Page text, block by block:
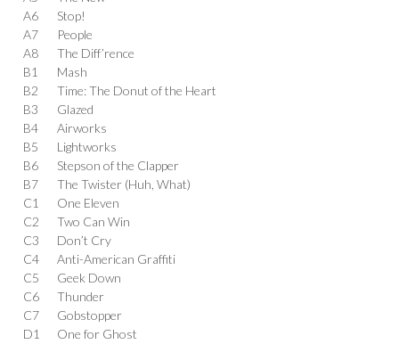
A6
Stop!
A7
People
A8
The Diff’rence
B1
Mash
B2
Time: The Donut of the Heart
B3
Glazed
B4
Airworks
B5
Lightworks
B6
Stepson of the Clapper
B7
The Twister (Huh, What)
C1
One Eleven
C2
Two Can Win
C3
Don’t Cry
C4
Anti-American Graffiti
C5
Geek Down
C6
Thunder
C7
Gobstopper
D1
One for Ghost